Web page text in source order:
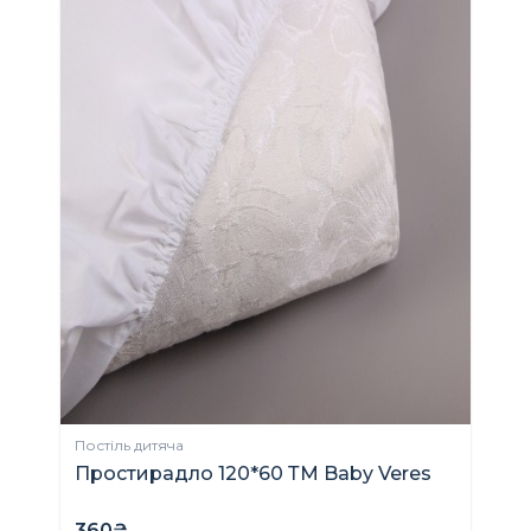
Постіль дитяча
Простирадло 120*60 ТМ Baby Veres